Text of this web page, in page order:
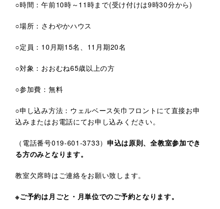
○時間：午前10時～11時まで(受け付けは9時30分から)
○場所：さわやかハウス
○定員：10月期15名、11月期20名
○対象：おおむね65歳以上の方
○参加費：無料
○申し込み方法：ウェルベース矢巾フロントにて直接お申
込みまたはお電話にてお申し込みください。
（電話番号019-601-3733） 申込は原則、全教室参加でき
る方のみとなります。
教室欠席時はご連絡をお願い致します。
※ご予約は月ごと・月単位でのご予約となります。